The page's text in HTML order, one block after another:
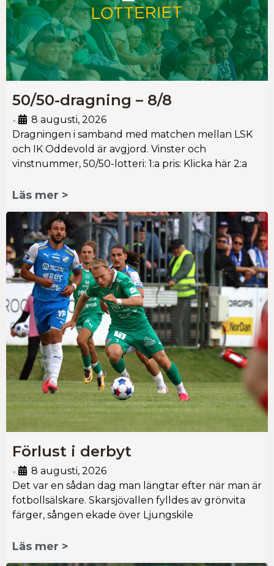
50/50-dragning – 8/8
•
8 augusti, 2026
Dragningen i samband med matchen mellan LSK
och IK Oddevold är avgjord. Vinster och
vinstnummer, 50/50-lotteri: 1:a pris: Klicka här 2:a
Läs mer >
Förlust i derbyt
•
8 augusti, 2026
Det var en sådan dag man längtar efter när man är
fotbollsälskare. Skarsjövallen fylldes av grönvita
färger, sången ekade över Ljungskile
Läs mer >